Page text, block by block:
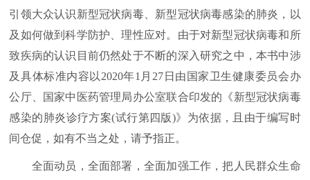
引领大众认识新型冠状病毒、新型冠状病毒感染的肺炎，以
及如何做到科学防护、理性应对。由于对新型冠状病毒和所
致疾病的认识目前仍然处于不断的深入研究之中，本书中涉
及具体标准内容以2020年1月27日由国家卫生健康委员会办
公厅、国家中医药管理局办公室联合印发的《新型冠状病毒
感染的肺炎诊疗方案(试行第四版)》为依据，且由于编写时
间仓促，如有不当之处，请予指正。
全面动员，全面部署，全面加强工作，把人民群众生命